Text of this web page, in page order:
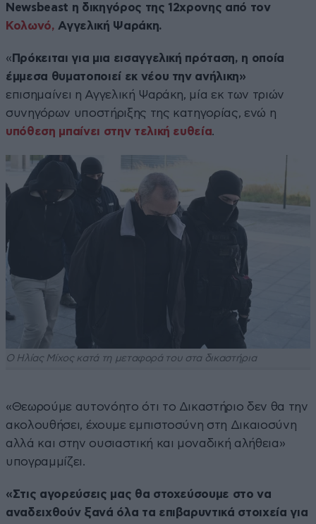
Newsbeast η δικηγόρος της 12χρονης από τον
Κολωνό, Αγγελική Ψαράκη.
« Πρόκειται για μια εισαγγελική πρόταση, η οποία
έμμεσα θυματοποιεί εκ νέου την ανήλικη»
επισημαίνει η Αγγελική Ψαράκη, μία εκ των τριών
συνηγόρων υποστήριξης της κατηγορίας, ενώ η
υπόθεση μπαίνει στην τελική ευθεία.
Ο Ηλίας Μίχος κατά τη μεταφορά του στα δικαστήρια
«Θεωρούμε αυτονόητο ότι το Δικαστήριο δεν θα την
ακολουθήσει, έχουμε εμπιστοσύνη στη Δικαιοσύνη
αλλά και στην ουσιαστική και μοναδική αλήθεια»
υπογραμμίζει.
«Στις αγορεύσεις μας θα στοχεύσουμε στο να
αναδειχθούν ξανά όλα τα επιβαρυντικά στοιχεία για